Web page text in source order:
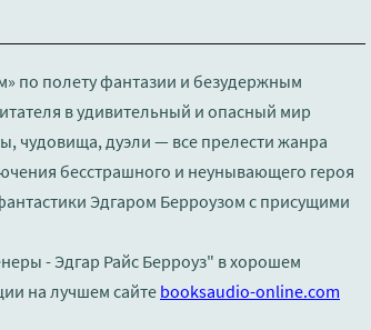
по полету фантазии и безудержным
в удивительный и опасный мир
чудовища, дуэли — все прелести жанра
бесстрашного и неунывающего героя
Эдгаром Берроузом с присущими
- Эдгар Райс Берроуз" в хорошем
на лучшем сайте booksaudio-online.com